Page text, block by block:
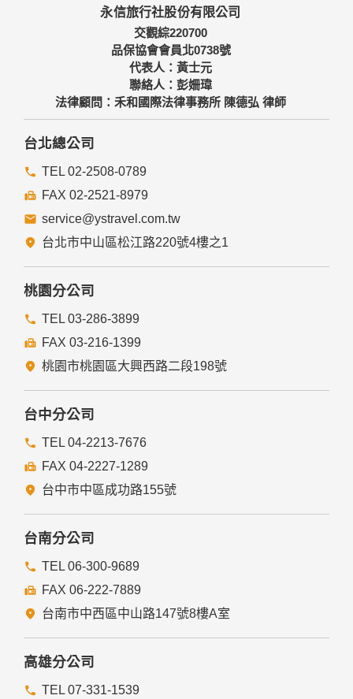
備及必要的安全防護措施，加以保護網站及您的個人資料採用
嚴格的保護措施，只由經過授權的人員才能接觸您的個人資
料，相關處理人員皆簽有保密合約，如有違反保密義務者，將
會受到相關的法律處分。
如因業務需要有必要委託其他單位提供服務時，本網站亦會嚴
格要求其遵守保密義務，並且採取必要檢查程序以確定其將確
實遵守。
四、網站對外的相關連結
提供的連結，點選進入其他網站。但該連結網站不適用本網站
的隱私權保護政策，您必須參考該連結網站中的隱私權保護政
策。
五、與第三人共用個人資料之政策
本網站絕不會提供、交換、出租或出售任何您的個人資料給其
他個人、團體、私人企業或公務機關，但有法律依據或合約義
務者，不在此限。
前項但書之情形包括不限於：
經由您書面同意。
法律明文規定。
與公務機關或學術研究機構合作，基於公共利益為統計或學術
研究而有必要，且資料經過提供者處理或蒐集者依其揭露方式
無從識別特定之當事人。
當您在網站的行為，違反服務條款或可能損害或妨礙網站與其
揭露您的個人資料是為了辨識、聯絡或採取法律行動所必要
者。
本網站委託廠商協助蒐集、處理或利用您的個人資料時，將對
委外廠商或個人善盡監督管理之責。
六、Cookie之使用
為了提供您最佳的服務，本網站會在您的電腦中放置並取用我
們的Cookie，若您不願接受Cookie的寫入，您可在您使用的
瀏覽器功能項中設定隱私權等級為高，即可拒絕Cookie的寫
七、隱私權保護政策之修正
款將刊登於網站上。
永信旅行社股份有限公司
交觀綜220700
品保協會會員北0738號
代表人：黃士元
聯絡人：彭姍瑋
法律顧問：禾和國際法律事務所 陳德弘 律師
台北總公司
TEL 02-2508-0789
FAX 02-2521-8979
service@ystravel.com.tw
台北市中山區松江路220號4樓之1
桃園分公司
TEL 03-286-3899
FAX 03-216-1399
桃園市桃園區大興西路二段198號
台中分公司
TEL 04-2213-7676
FAX 04-2227-1289
台中市中區成功路155號
台南分公司
TEL 06-300-9689
FAX 06-222-7889
台南市中西區中山路147號8樓A室
高雄分公司
TEL 07-331-1539